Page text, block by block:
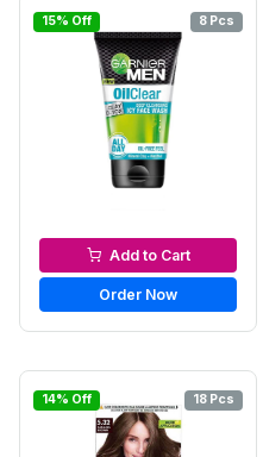
15% Off 8 Pcs
Facewash & Cleanser
Add to Cart
Order Now
14% Off 18 Pcs